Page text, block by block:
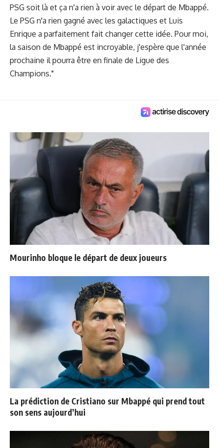
PSG soit là et ça n'a rien à voir avec le départ de Mbappé.
Le PSG n'a rien gagné avec les galactiques et Luis
Enrique a parfaitement fait changer cette idée. Pour moi,
la saison de Mbappé est incroyable, j'espère que l'année
prochaine il pourra être en finale de Ligue des
Champions."
Mourinho bloque le départ de deux joueurs
La prédiction de Cristiano sur Mbappé qui prend tout
son sens aujourd’hui